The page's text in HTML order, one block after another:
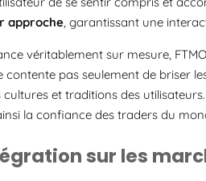
approche , garantissant une
véritablement sur mesure,
contente pas seulement de briser
et traditions des
la confiance des traders du
sur les